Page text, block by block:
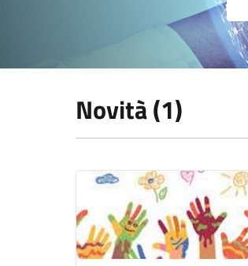
Novità (1)